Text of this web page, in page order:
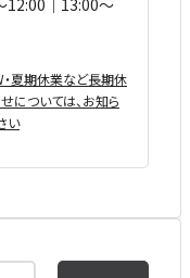
12:00｜13:00〜
・夏期休業など⻑期休
については、お知ら
い